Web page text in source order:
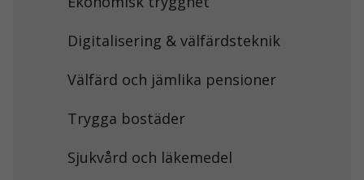
Digitalisering & välfärdsteknik
Välfärd och jämlika pensioner
Trygga bostäder
Sjukvård och läkemedel
över huvud
fungera.
kunna